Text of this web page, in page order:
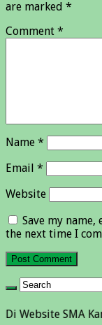
are marked *
Comment *
Name *
Email *
Website
Save my
the next time I
SMA Kartika I-